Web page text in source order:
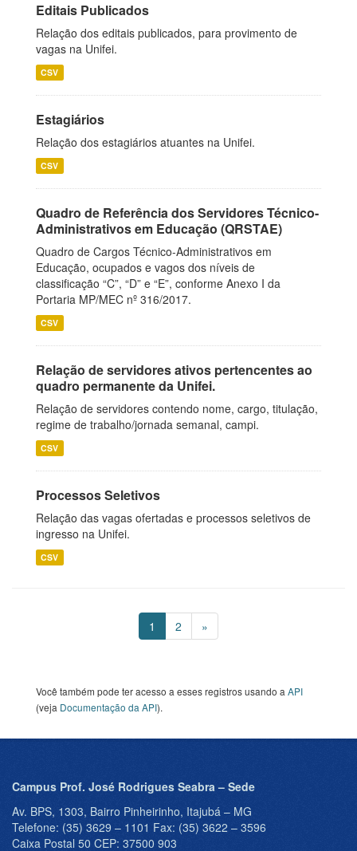
Editais Publicados
Relação dos editais publicados, para provimento de
vagas na Unifei.
CSV
Estagiários
Relação dos estagiários atuantes na Unifei.
CSV
Quadro de Referência dos Servidores Técnico-
Administrativos em Educação (QRSTAE)
Quadro de Cargos Técnico-Administrativos em
Educação, ocupados e vagos dos níveis de
classificação “C”, “D” e “E”, conforme Anexo I da
Portaria MP/MEC nº 316/2017.
CSV
Relação de servidores ativos pertencentes ao
quadro permanente da Unifei.
Relação de servidores contendo nome, cargo, titulação,
regime de trabalho/jornada semanal, campi.
CSV
Processos Seletivos
Relação das vagas ofertadas e processos seletivos de
ingresso na Unifei.
CSV
1 2 »
Você também pode ter acesso a esses registros usando a API
(veja Documentação da API).
Campus Prof. José Rodrigues Seabra – Sede
Av. BPS, 1303, Bairro Pinheirinho, Itajubá – MG
Telefone: (35) 3629 – 1101 Fax: (35) 3622 – 3596
Caixa Postal 50 CEP: 37500 903